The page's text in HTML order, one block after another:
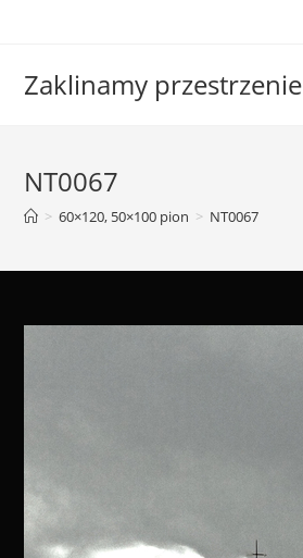
Zaklinamy przestrzenie
NT0067
> 60×120, 50×100 pion > NT0067